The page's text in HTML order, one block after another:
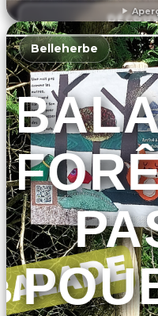
Belleherbe